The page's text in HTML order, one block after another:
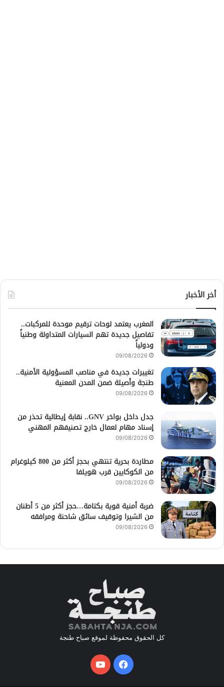
أخر الأخبار
المغرب يعتمد لوحات ترقيم موحدة للمركبات..
تفاصيل جديدة تهم السيارات المتداولة وطنياً
ودولياً
09/08/2026
تغييرات جديدة في مناصب المسؤولية الأمنية..
طنجة وأصيلة ضمن المدن المعنية
09/08/2026
جدل داخل بواخر GNV.. نقابة إيطالية تحذر من
إسناد مهام لعمال خارج تصنيفهم المهني
09/08/2026
مطاردة بحرية تنتهي بحجز أكثر من 800 كيلوغرام
من الكوكايين قرب هويلفا
09/08/2026
ضربة أمنية قوية بكتامة…حجز أكثر من 5 أطنان
من الشيرا وتوقيف سائق شاحنة ومرافقه
09/08/2026
كل الحقوق محفوظة لموقع صباح طنجة
فيسبوكيوتيوب